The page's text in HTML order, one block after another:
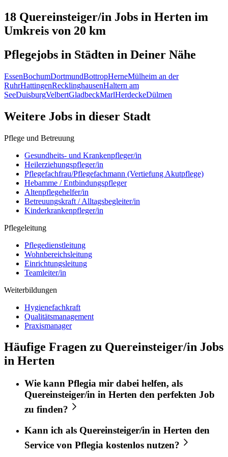
18 Quereinsteiger/in Jobs in Herten im
Umkreis von 20 km
Pflegejobs in Städten in Deiner Nähe
EssenBochumDortmundBottropHerneMülheim an der
RuhrHattingenRecklinghausenHaltern am
SeeDuisburgVelbertGladbeckMarlHerdeckeDülmen
Weitere Jobs in dieser Stadt
Pflege und Betreuung
Gesundheits- und Krankenpfleger/in
Heilerziehungspfleger/in
Pflegefachfrau/Pflegefachmann (Vertiefung Akutpflege)
Hebamme / Entbindungspfleger
Altenpflegehelfer/in
Betreuungskraft / Alltagsbegleiter/in
Kinderkrankenpfleger/in
Pflegeleitung
Pflegedienstleitung
Wohnbereichsleitung
Einrichtungsleitung
Teamleiter/in
Weiterbildungen
Hygienefachkraft
Qualitätsmanagement
Praxismanager
Häufige Fragen zu Quereinsteiger/in Jobs
in Herten
Wie kann Pflegia mir dabei helfen, als
Quereinsteiger/in in Herten den perfekten Job
zu finden?
Kann ich als Quereinsteiger/in in Herten den
Service von Pflegia kostenlos nutzen?